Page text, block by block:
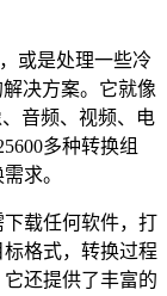
或是处理一些冷
决方案。它就像
音频、视频、电
多种转换组
求。
载任何软件，打
格式，转换过程
还提供了丰富的